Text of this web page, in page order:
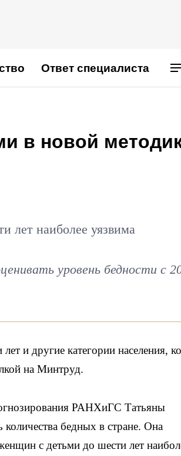
Ответ специалиста
в новой
лет наиболее уязвима
уровень бедности с
и другие категории населения,
на Минтруд.
РАНХиГС Татьяны
бедных в стране. Она
с детьми до шести лет